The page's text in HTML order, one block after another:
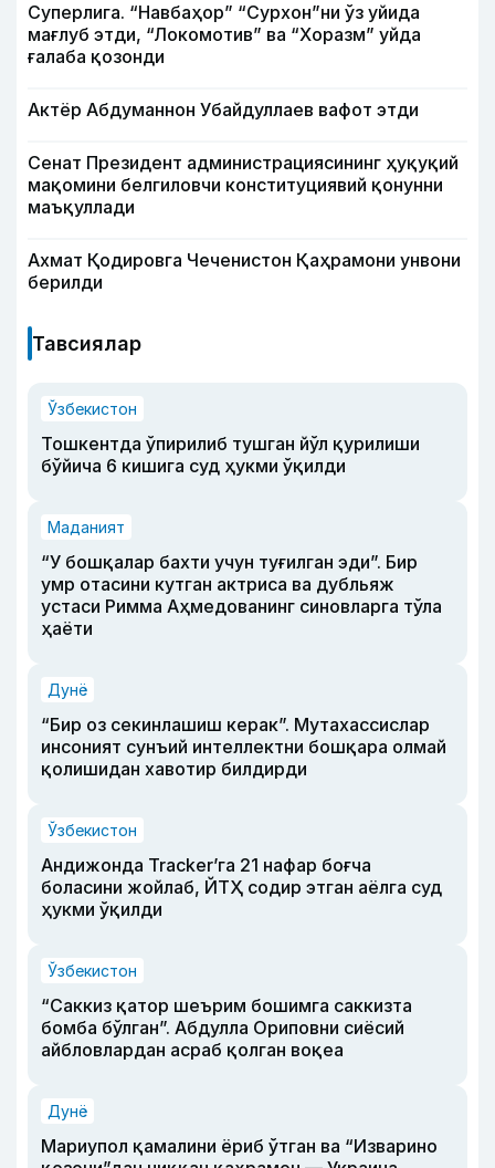
Суперлига. “Навбаҳор” “Сурхон”ни ўз уйида
мағлуб этди, “Локомотив” ва “Хоразм” уйда
ғалаба қозонди
Актёр Абду­маннон Убайдуллаев вафот этди
Сенат Президент администрациясининг ҳуқуқий
мақомини белгиловчи конституциявий қонунни
маъқуллади
Ахмат Қодировга Чеченистон Қаҳрамони унвони
берилди
Тавсиялар
Ўзбекистон
Тошкентда ўпирилиб тушган йўл қурилиши
бўйича 6 кишига суд ҳукми ўқилди
Маданият
“У бошқалар бахти учун туғилган эди”. Бир
умр отасини кутган актриса ва дубльяж
устаси Римма Аҳмедованинг синовларга тўла
ҳаёти
Дунё
“Бир оз секинлашиш керак”. Мутахассислар
инсоният сунъий интеллектни бошқара олмай
қолишидан хавотир билдирди
Ўзбекистон
Андижонда Tracker’га 21 нафар боғча
боласини жойлаб, ЙТҲ содир этган аёлга суд
ҳукми ўқилди
Ўзбекистон
“Саккиз қатор шеърим бошимга саккизта
бомба бўлган”. Абдулла Ориповни сиёсий
айбловлардан асраб қолган воқеа
Дунё
Мариупол қамалини ёриб ўтган ва “Изварино